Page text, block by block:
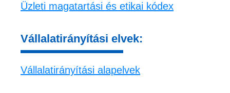
Üzleti magatartási és etikai kódex
Vállalatirányítási elvek:
Vállalatirányítási alapelvek